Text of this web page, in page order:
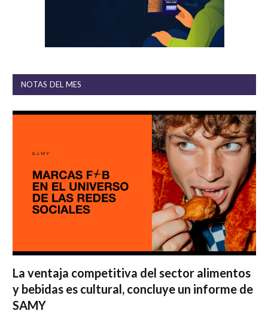
NOTAS DEL MES
La ventaja competitiva del sector alimentos
y bebidas es cultural, concluye un informe de
SAMY